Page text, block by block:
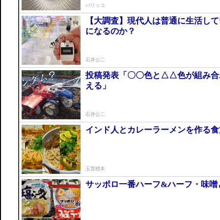
パリッコ
【大調査】現代人は普通に生活し
になるのか？
石井公二
投稿発表「〇〇色と△△色が組み
える」
石井公二
インド人とカレーラーメンを作る
玉置標本
サッポロ一番ハーフ&ハーフ・味